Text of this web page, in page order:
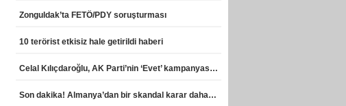
Zonguldak’ta FETÖ/PDY soruşturması
10 terörist etkisiz hale getirildi haberi
Celal Kılıçdaroğlu, AK Parti’nin ‘Evet’ kampanyasına destek verdi haberi
Son dakika! Almanya’dan bir skandal karar daha! haberi